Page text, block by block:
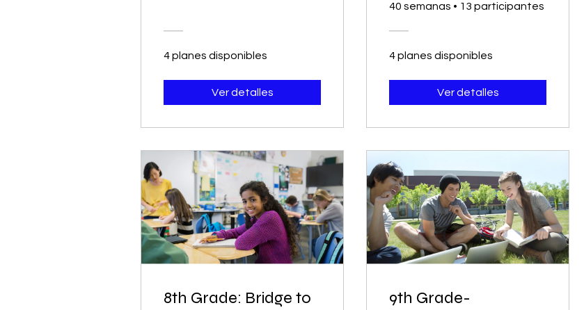
4 planes disponibles
Ver detalles
40 semanas • 13 participantes
4 planes disponibles
Ver detalles
8th Grade: Bridge to
9th Grade-